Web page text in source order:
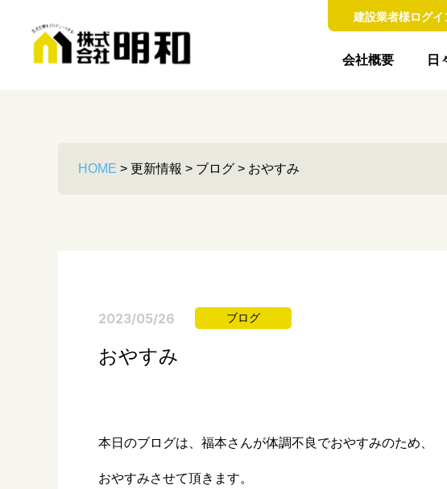
建設業者様ログイ
会社概要 日
HOME > 更新情報 > ブログ > おやすみ
2023/05/26 ブログ
おやすみ
本日のブログは、福本さんが体調不良でおやすみのため、
おやすみさせて頂きます。